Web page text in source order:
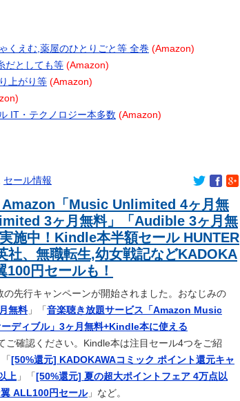
みの天気に影響するおそれ
えて」
ズ会員にアンケート
としてもAAxはやめたほうがいいな…
尊敬に値する」「中国に彼のような使命感を持つ
イことになってる・・・
ている！」 ← 自民党が自ら受け入れ推進しておい
ｗｗｗｗｗ
ｗｗｗｗｗｗｗ
が語る、ELTデビュー30周年と“歌手”よりも大切に
ｗｗｗｗｗｗｗｗ
させる」国家公務員月給3.51％増へ 地方公務員も
た私 → 夫と私、さらにいずれも同じ学校の生徒
委員を務めた人たちが訴えられた → その理由が・・・
まに
ケモンたちが暮らす世界が凄かった
力で頑張ります」（関連まとめ）
くえむ,薬屋のひとりごと等 全巻 (Amazon)
だとしても等 (Amazon)
上がり等 (Amazon)
IT・テクノロジー本多数 (Amazon)
セール情報
Amazon「Music Unlimited 4ヶ月無
3ヶ月無料」「Audible 3ヶ月無
施中！Kindle本半額セール HUNTER
社、無職転生,幼女戦記などKADOKA
円セールも！
の先行キャンペーンが開始されました。おなじみの
無料」「 音楽聴き放題サービス「Amazon Music
ディブル」3ヶ月無料+Kindle本に使える
ご確認ください。Kindle本は注目セール4つをご紹
[50%還元] KADOKAWAコミック ポイント還元キャ
上 」「 [50%還元] 夏の超大ポイントフェア 4万点以
ALL100円セール」など。